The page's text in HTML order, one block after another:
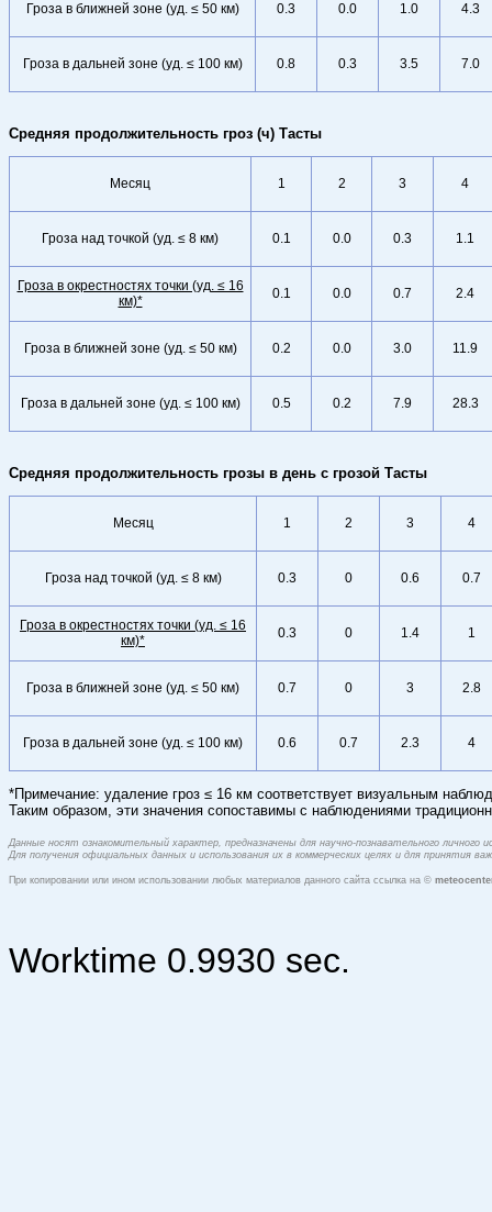
Гроза в ближней зоне (уд. ≤ 50 км) 0.3 0.0 1.0 4.3
Гроза в дальней зоне (уд. ≤ 100 км) 0.8 0.3 3.5 7.0
Средняя продолжительность гроз (ч) Тасты
Месяц 1 2 3 4
Гроза над точкой (уд. ≤ 8 км) 0.1 0.0 0.3 1.1
Гроза в окрестностях точки (уд. ≤ 16
км)*
0.1 0.0 0.7 2.4
Гроза в ближней зоне (уд. ≤ 50 км) 0.2 0.0 3.0 11.9
Гроза в дальней зоне (уд. ≤ 100 км) 0.5 0.2 7.9 28.3
Средняя продолжительность грозы в день с грозой Тасты
Месяц 1 2 3 4
Гроза над точкой (уд. ≤ 8 км) 0.3 0 0.6 0.7
Гроза в окрестностях точки (уд. ≤ 16
км)*
0.3 0 1.4 1
Гроза в ближней зоне (уд. ≤ 50 км) 0.7 0 3 2.8
Гроза в дальней зоне (уд. ≤ 100 км) 0.6 0.7 2.3 4
*Примечание: удаление гроз ≤ 16 км соответствует визуальным
Таким образом, эти значения сопоставимы с наблюдениями
Данные носят ознакомительный характер, предназначены для научно-познавательного личного
Для получения официальных данных и использования их в коммерческих целях и для
При копировании или ином использовании любых материалов данного сайта ссылка на ©
Worktime 0.9930 sec.